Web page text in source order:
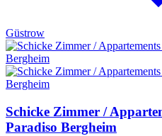
Güstrow
Schicke Zimmer /
Paradiso Bergheim